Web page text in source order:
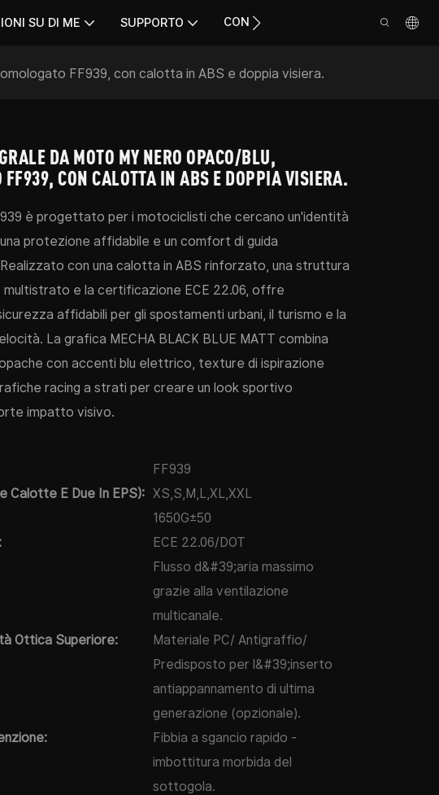
SU DI ME SUPPORTO CONTATTO
FF939, con calotta in ABS e doppia visiera.
DA MOTO MY NERO OPACO/BLU,
FF939, CON CALOTTA IN ABS E DOPPIA VISIERA.
è progettato per i motociclisti che cercano un'identità
protezione affidabile e un comfort di guida
con una calotta in ABS rinforzato, una struttura
multistrato e la certificazione ECE 22.06, offre
affidabili per gli spostamenti urbani, il turismo e la
La grafica MECHA BLACK BLUE MATT combina
con accenti blu elettrico, texture di ispirazione
racing a strati per creare un look sportivo
impatto visivo.
FF939
Calotte E Due In EPS): XS,S,M,L,XL,XXL
1650G±50
ECE 22.06/DOT
Flusso d&#39;aria massimo
grazie alla ventilazione
multicanale.
Ottica Superiore:
Materiale PC/ Antigraffio/
Predisposto per l&#39;inserto
antiappannamento di ultima
generazione (opzionale).
Fibbia a sgancio rapido -
imbottitura morbida del
sottogola.